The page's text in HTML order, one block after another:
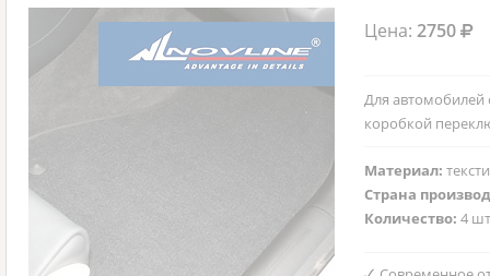
Цена:2750
Для автомобилей
коробкой
Материал:
Страна
Количество:4